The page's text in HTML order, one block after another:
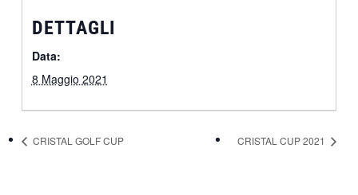
DETTAGLI
Data:
8 Maggio 2021
CRISTAL GOLF CUP CRISTAL CUP 2021